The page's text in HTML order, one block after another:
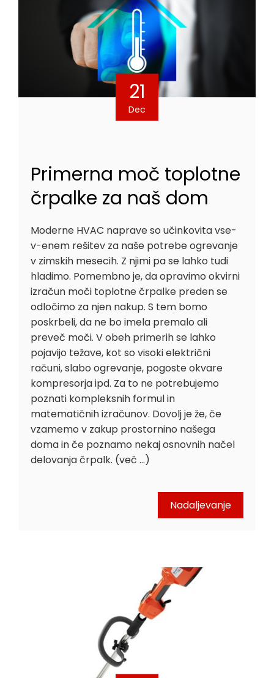
21
Dec
Primerna moč toplotne
črpalke za naš dom
Moderne HVAC naprave so učinkovita vse-
v-enem rešitev za naše potrebe ogrevanje
v zimskih mesecih. Z njimi pa se lahko tudi
hladimo. Pomembno je, da opravimo okvirni
izračun moči toplotne črpalke preden se
odločimo za njen nakup. S tem bomo
poskrbeli, da ne bo imela premalo ali
preveč moči. V obeh primerih se lahko
pojavijo težave, kot so visoki električni
računi, slabo ogrevanje, pogoste okvare
kompresorja ipd. Za to ne potrebujemo
poznati kompleksnih formul in
matematičnih izračunov. Dovolj je že, če
vzamemo v zakup prostornino našega
doma in če poznamo nekaj osnovnih načel
delovanja črpalk. (več …)
Nadaljevanje